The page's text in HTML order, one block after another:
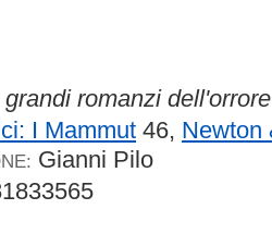
grandi romanzi dell'orrore
I Mammut 46, Newton
Gianni Pilo